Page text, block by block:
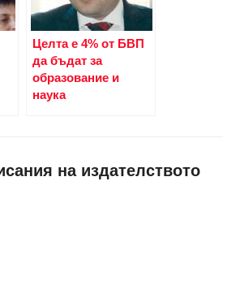
Целта е 4% от БВП
да бъдат за
образование и
наука
на издателството